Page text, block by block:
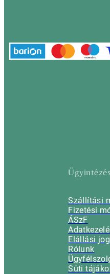
Ügyintézés
Szállítási
Fizetési
ÁSzF
Elállási
Rólunk
Süti